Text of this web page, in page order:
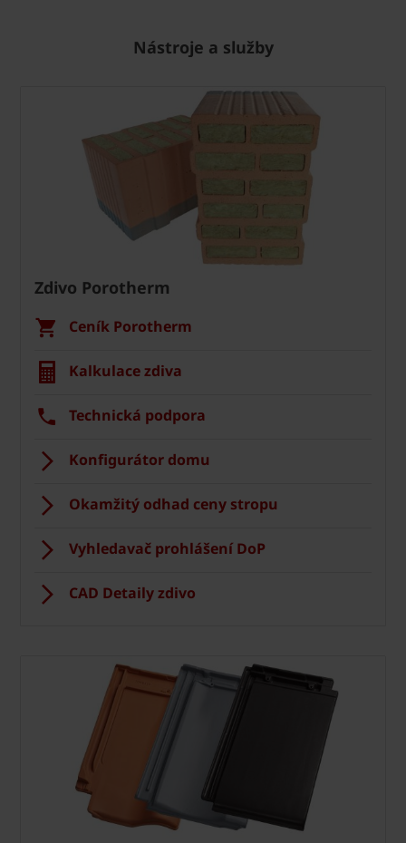
Nástroje a služby
Zdivo Porotherm
Ceník Porotherm
Kalkulace zdiva
Technická podpora
Konfigurátor domu
Okamžitý odhad ceny stropu
Vyhledavač prohlášení DoP
CAD Detaily zdivo